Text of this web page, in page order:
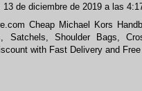
13 de diciembre de 2019 a las
Cheap Michael Kors
Satchels, Shoulder Bags,
with Fast Delivery and Free